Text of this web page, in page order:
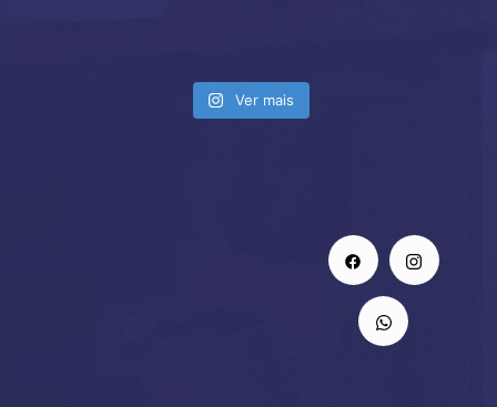
Ver mais